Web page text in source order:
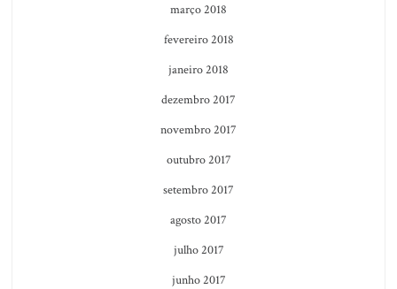
março 2018
fevereiro 2018
janeiro 2018
dezembro 2017
novembro 2017
outubro 2017
setembro 2017
agosto 2017
julho 2017
junho 2017